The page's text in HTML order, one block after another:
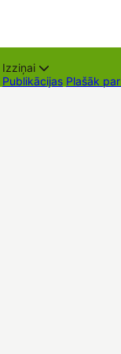
Izziņai
Publikācijas Plašāk